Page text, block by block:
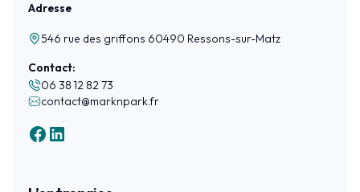
Adresse
546 rue des griffons 60490 Ressons-sur-Matz
Contact:
06 38 12 82 73
contact@marknpark.fr